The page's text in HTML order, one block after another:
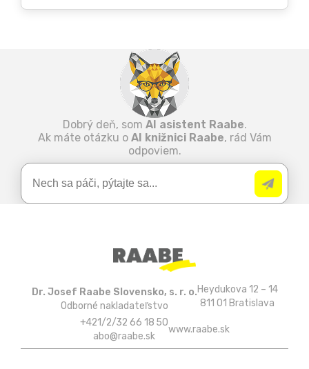
Dobrý deň, som AI asistent Raabe.
Ak máte otázku o AI knižnici Raabe, rád Vám
odpoviem.
Dr. Josef Raabe Slovensko, s. r. o.
Odborné nakladateľstvo
Heydukova 12 – 14
811 01 Bratislava
+421/2/32 66 18 50
abo@raabe.sk
www.raabe.sk